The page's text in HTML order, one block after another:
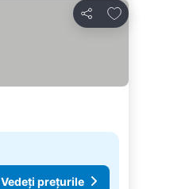
Distribuiți
Adăugaţi la
Vedeți prețurile